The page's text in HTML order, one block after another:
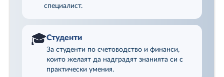
специалист.
🎓Студенти
За студенти по счетоводство и финанси,
които желаят да надградят знанията си с
практически умения.